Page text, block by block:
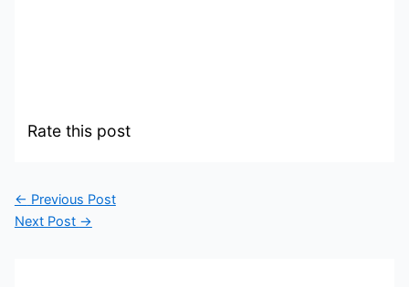
Rate this post
← Previous Post
Next Post →